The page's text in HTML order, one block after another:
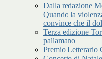
Dalla redazione
Quando la
convince che il
Terza edizione
pallamano
Premio Letterario